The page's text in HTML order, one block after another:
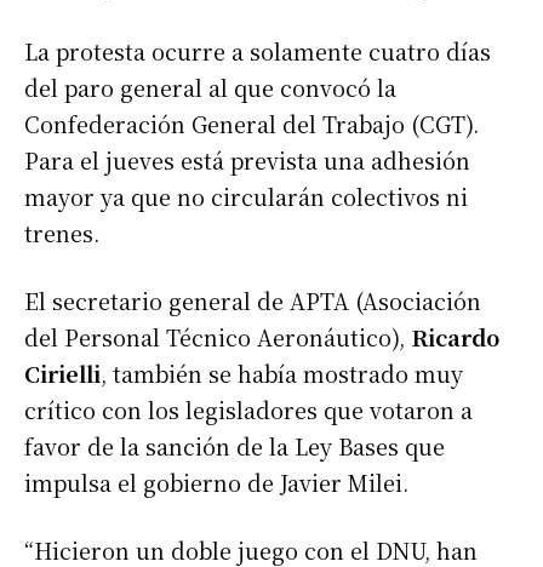
La protesta ocurre a solamente cuatro días
del paro general al que convocó la
Confederación General del Trabajo (CGT).
Para el jueves está prevista una adhesión
mayor ya que no circularán colectivos ni
trenes.
El secretario general de APTA (Asociación
del Personal Técnico Aeronáutico), Ricardo
Cirielli, también se había mostrado muy
crítico con los legisladores que votaron a
favor de la sanción de la Ley Bases que
impulsa el gobierno de Javier Milei.
“Hicieron un doble juego con el DNU, han